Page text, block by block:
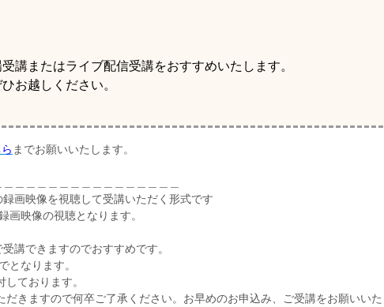
講またはライブ配信受講をおすすめいたします。
お越しください。
までお願いいたします。
画映像を視聴して受講いただく形式です
映像の視聴となります。
講できますのでおすすめです。
となります。
ております。
きますので何卒ご了承ください。お早めのお申込み、ご受講をお願いい